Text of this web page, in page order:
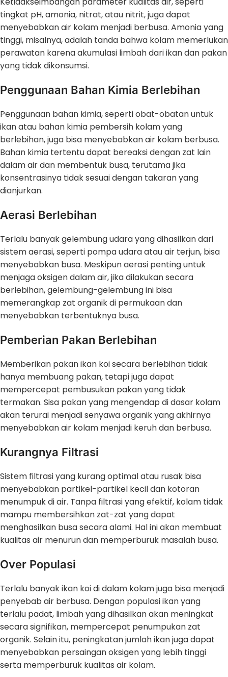
tingkat pH, amonia, nitrat, atau nitrit, juga dapat
menyebabkan air kolam menjadi berbusa. Amonia yang
tinggi, misalnya, adalah tanda bahwa kolam memerlukan
perawatan karena akumulasi limbah dari ikan dan pakan
yang tidak dikonsumsi.
Penggunaan Bahan Kimia Berlebihan
Penggunaan bahan kimia, seperti obat-obatan untuk
ikan atau bahan kimia pembersih kolam yang
berlebihan, juga bisa menyebabkan air kolam berbusa.
Bahan kimia tertentu dapat bereaksi dengan zat lain
dalam air dan membentuk busa, terutama jika
konsentrasinya tidak sesuai dengan takaran yang
dianjurkan.
Aerasi Berlebihan
Terlalu banyak gelembung udara yang dihasilkan dari
sistem aerasi, seperti pompa udara atau air terjun, bisa
menyebabkan busa. Meskipun aerasi penting untuk
menjaga oksigen dalam air, jika dilakukan secara
berlebihan, gelembung-gelembung ini bisa
memerangkap zat organik di permukaan dan
menyebabkan terbentuknya busa.
Pemberian Pakan Berlebihan
Memberikan pakan ikan koi secara berlebihan tidak
hanya membuang pakan, tetapi juga dapat
mempercepat pembusukan pakan yang tidak
termakan. Sisa pakan yang mengendap di dasar kolam
akan terurai menjadi senyawa organik yang akhirnya
menyebabkan air kolam menjadi keruh dan berbusa.
Kurangnya Filtrasi
Sistem filtrasi yang kurang optimal atau rusak bisa
menyebabkan partikel-partikel kecil dan kotoran
menumpuk di air. Tanpa filtrasi yang efektif, kolam tidak
mampu membersihkan zat-zat yang dapat
menghasilkan busa secara alami. Hal ini akan membuat
kualitas air menurun dan memperburuk masalah busa.
Over Populasi
Terlalu banyak ikan koi di dalam kolam juga bisa menjadi
penyebab air berbusa. Dengan populasi ikan yang
terlalu padat, limbah yang dihasilkan akan meningkat
secara signifikan, mempercepat penumpukan zat
organik. Selain itu, peningkatan jumlah ikan juga dapat
menyebabkan persaingan oksigen yang lebih tinggi
serta memperburuk kualitas air kolam.